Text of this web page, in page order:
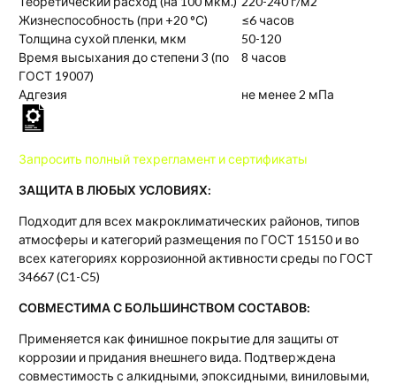
Жизнеспособность (при +20 °С)
≤6 часов
Толщина сухой пленки, мкм
50-120
Время высыхания до степени 3 (по
ГОСТ 19007)
8 часов
Адгезия не менее 2 мПа
Запросить полный техрегламент и сертификаты
ЗАЩИТА В ЛЮБЫХ УСЛОВИЯХ:
Подходит для всех макроклиматических районов, типов
атмосферы и категорий размещения по ГОСТ 15150 и во
всех категориях коррозионной активности среды по ГОСТ
34667 (С1-С5)
СОВМЕСТИМА С БОЛЬШИНСТВОМ СОСТАВОВ:
Применяется как финишное покрытие для защиты от
коррозии и придания внешнего вида. Подтверждена
совместимость с алкидными, эпоксидными, виниловыми,